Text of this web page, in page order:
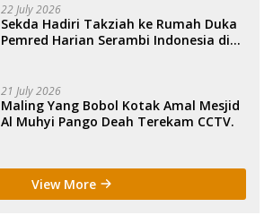
22 July 2026
Sekda Hadiri Takziah ke Rumah Duka
Pemred Harian Serambi Indonesia di
21 July 2026
Maling Yang Bobol Kotak Amal Mesjid
Al Muhyi Pango Deah Terekam CCTV.
View More